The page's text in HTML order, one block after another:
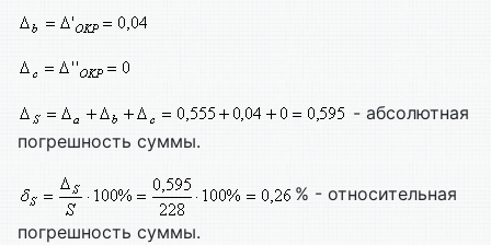
- абсолютная
погрешность суммы.
% - относительная
погрешность суммы.